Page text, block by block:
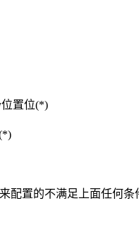
置位(*)
置的不满足上面任何条